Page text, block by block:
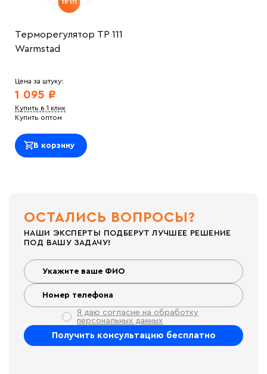
Терморегулятор ТР 111
Warmstad
Цена за штуку:
1 095 ₽
Купить в 1 клик
Купить оптом
В корзину
ОСТАЛИСЬ ВОПРОСЫ?
НАШИ ЭКСПЕРТЫ ПОДБЕРУТ ЛУЧШЕЕ РЕШЕНИЕ
ПОД ВАШУ ЗАДАЧУ!
Я даю согласие на обработку
персональных данных